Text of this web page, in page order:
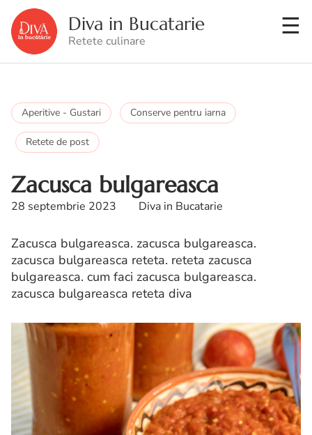
Diva in Bucatarie
Retete culinare
Aperitive - Gustari Conserve pentru iarna
Retete de post
Zacusca bulgareasca
28 septembrie 2023 Diva in Bucatarie
Zacusca bulgareasca. zacusca bulgareasca.
zacusca bulgareasca reteta. reteta zacusca
bulgareasca. cum faci zacusca bulgareasca.
zacusca bulgareasca reteta diva